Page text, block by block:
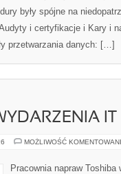
były spójne na
i certyfikacje i Kary i
przetwarzania danych: […]
IT
MOŻLIWOŚĆ
Pracownia napraw